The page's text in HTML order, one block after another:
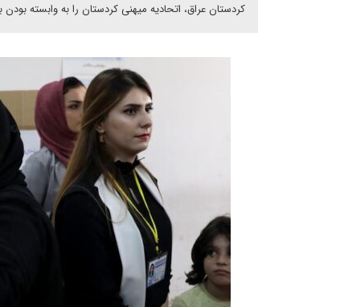
کردستان عراق، اتحادیه میهنی کردستان را به وابسته